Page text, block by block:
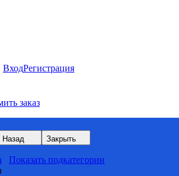
ВходРегистрация
заказ
Назад Закрыть
Показать подкатегории